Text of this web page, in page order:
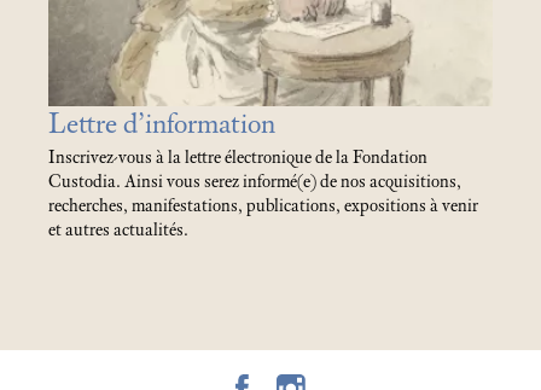
Lettre d’information
Inscrivez-vous à la lettre électronique de la Fondation
Custodia. Ainsi vous serez informé(e) de nos acquisitions,
recherches, manifestations, publications, expositions à venir
et autres actualités.